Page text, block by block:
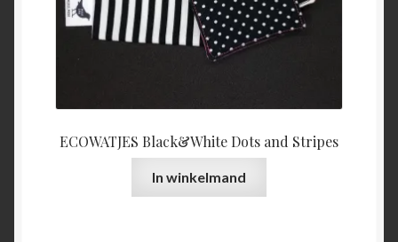
ECOWATJES Black&White Dots and Stripes
In winkelmand